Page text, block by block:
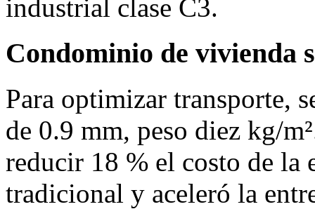
industrial clase C3.
Condominio de vivienda
Para optimizar transporte,
de 0.9 mm, peso diez kg/
reducir 18 % el costo de la
tradicional y aceleró la